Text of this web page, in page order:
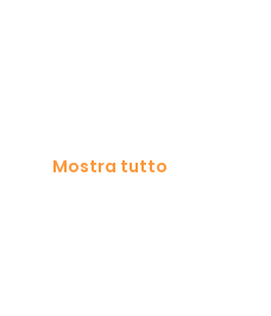
Mostra tutto